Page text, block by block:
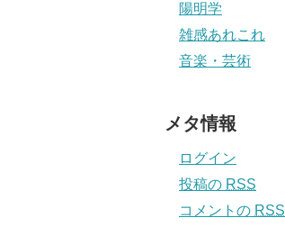
陽明学
雑感あれこれ
音楽・芸術
メタ情報
ログイン
投稿の RSS
コメントの RSS